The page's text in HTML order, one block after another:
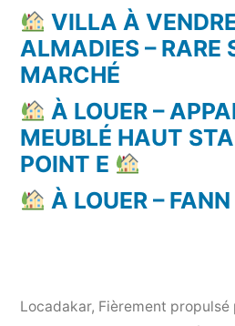
VILLA À
ALMADIES – RARE
MARCHÉ
À LOUER –
MEUBLÉ HAUT
POINT E
À LOUER –
Locadakar, Fièrement propulsé